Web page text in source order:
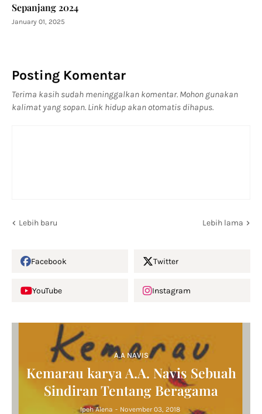
Sepanjang 2024
January 01, 2025
Posting Komentar
Terima kasih sudah meninggalkan komentar. Mohon gunakan
kalimat yang sopan. Link hidup akan otomatis dihapus.
Lebih baru Lebih lama
Facebook Twitter
YouTube Instagram
A.A NAVIS
Kemarau karya A.A. Navis Sebuah
Sindiran Tentang Beragama
Ipeh Alena - November 03, 2018